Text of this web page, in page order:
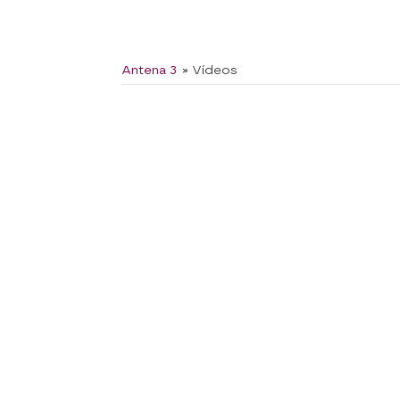
Antena 3 » Vídeos